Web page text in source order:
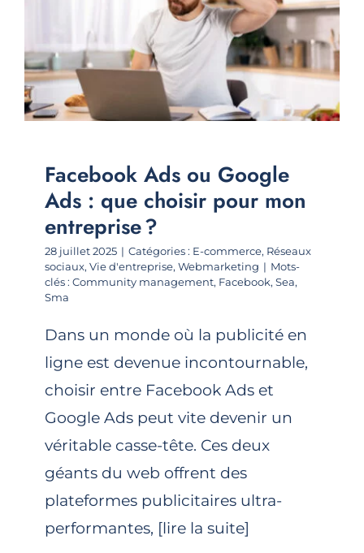
Facebook Ads ou Google
Ads : que choisir pour mon
entreprise ?
28 juillet 2025 | Catégories : E-commerce, Réseaux
sociaux, Vie d'entreprise, Webmarketing | Mots-
clés : Community management, Facebook, Sea,
Sma
Dans un monde où la publicité en
ligne est devenue incontournable,
choisir entre Facebook Ads et
Google Ads peut vite devenir un
véritable casse-tête. Ces deux
géants du web offrent des
plateformes publicitaires ultra-
performantes, [lire la suite]